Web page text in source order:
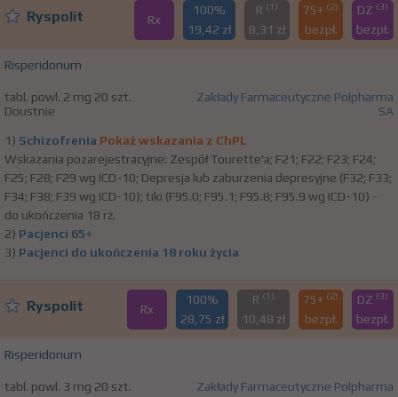
Ryspolit Rx
100%
19,42 zł
R (1)
8,31 zł
75+ (2)
bezpł.
DZ (3)
bezpł.
Risperidonum
tabl. powl. 2 mg 20 szt.
Doustnie
Zakłady Farmaceutyczne Polpharma
SA
1) Schizofrenia Pokaż wskazania z ChPL
Wskazania pozarejestracyjne: Zespół Tourette'a; F21; F22; F23; F24;
F25; F28; F29 wg ICD-10; Depresja lub zaburzenia depresyjne (F32; F33;
F34; F38; F39 wg ICD-10); tiki (F95.0; F95.1; F95.8; F95.9 wg ICD-10) -
do ukończenia 18 rż.
2) Pacjenci 65+
3) Pacjenci do ukończenia 18 roku życia
Ryspolit Rx
100%
28,75 zł
R (1)
10,48 zł
75+ (2)
bezpł.
DZ (3)
bezpł.
Risperidonum
tabl. powl. 3 mg 20 szt.
Zakłady Farmaceutyczne Polpharma